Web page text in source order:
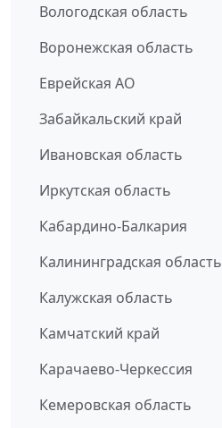
Вологодская область
Воронежская область
Еврейская АО
Забайкальский край
Ивановская область
Иркутская область
Кабардино-Балкария
Калининградская область
Калужская область
Камчатский край
Карачаево-Черкессия
Кемеровская область